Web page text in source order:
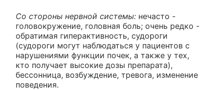
Со стороны нервной системы: нечасто -
головокружение, головная боль; очень редко -
обратимая гиперактивность, судороги
(судороги могут наблюдаться у пациентов с
нарушениями функции почек, а также у тех,
кто получает высокие дозы препарата),
бессонница, возбуждение, тревога, изменение
поведения.